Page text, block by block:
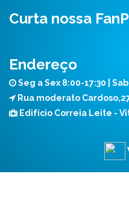
Curta nossa
Endereço
Seg a Sex 8:00-17:30 |
Rua moderato
Edifício Correia Leite -